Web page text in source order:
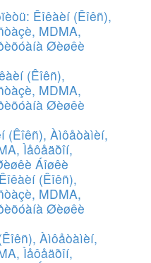
Êîêàèí (Êîêñ),
MDMA,
Øèøêè
(Êîêñ),
MDMA,
Øèøêè
(Êîêñ), Àìôåòàìèí,
Ìåôåäðîí,
Áîøêè
(Êîêñ),
MDMA,
Øèøêè
Àìôåòàìèí,
Ìåôåäðîí,